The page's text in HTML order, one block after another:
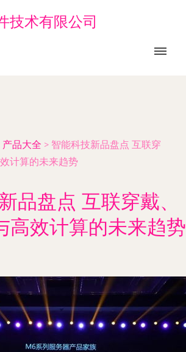
技术有限公司
产品大全 > 智能科技新品盘点 互联穿
计算的未来趋势
品盘点 互联穿戴、
高效计算的未来趋势